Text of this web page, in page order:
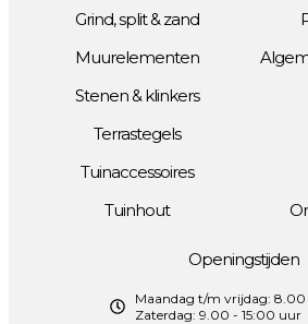
Grind, split & zand
Muurelementen
Stenen & klinkers
Terrastegels
Tuinaccessoires
Tuinhout
Openingstijden
Maandag t/m vrijdag: 8.00
Zaterdag: 9.00 - 15:00 uur